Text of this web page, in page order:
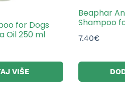
for Dogs
Oil 250 ml
VIŠE
Beaphar
Shampoo
7.40€